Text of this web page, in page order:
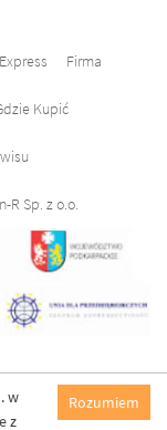
Firma
Kupić
R Sp. z o.o.
Rozumiem
w
z